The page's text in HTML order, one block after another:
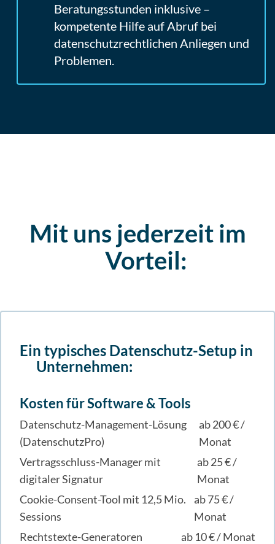
Beratungsstunden inklusive –
kompetente Hilfe auf Abruf bei
datenschutzrechtlichen Anliegen und
Problemen.
Mit uns jederzeit im
Vorteil:
Ein typisches Datenschutz-Setup in
Unternehmen:
Kosten für Software & Tools
Datenschutz-Management-Lösung
(DatenschutzPro)
ab 200 € /
Monat
Vertragsschluss-Manager mit
digitaler Signatur
ab 25 € /
Monat
Cookie-Consent-Tool mit 12,5 Mio.
Sessions
ab 75 € /
Monat
Rechtstexte-Generatoren
ab 10 € / Monat